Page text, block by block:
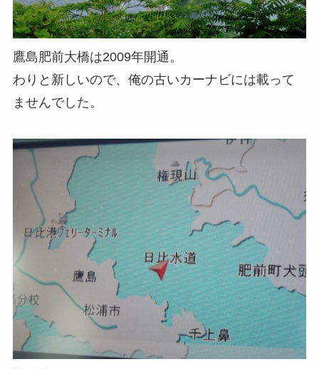
鷹島肥前大橋は2009年開通。
わりと新しいので、俺の古いカーナビには載って
ませんでした。